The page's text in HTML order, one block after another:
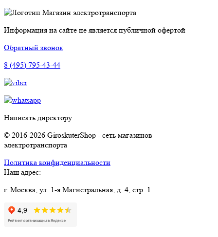
Магазин электротранспорта
Информация на сайте не является публичной офертой
Обратный звонок
8 (495) 795-43-44
Написать директору
© 2016-2026 GiroskuterShop - сеть магазинов
электротранспорта
Политика конфиденциальности
Наш адрес:
г. Москва, ул. 1-я Магистральная, д. 4, стр. 1